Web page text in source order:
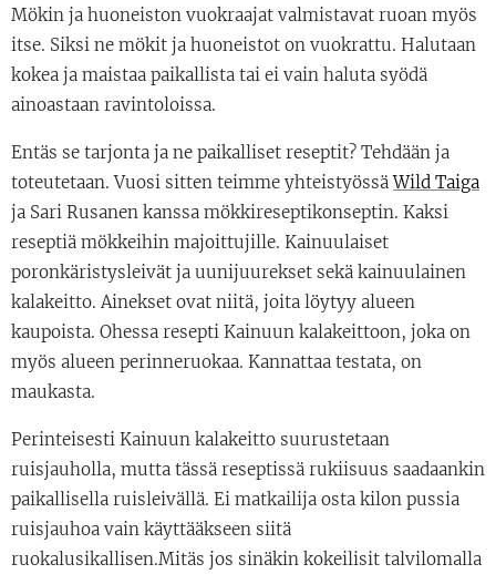
Mökin ja huoneiston vuokraajat valmistavat ruoan myös
itse. Siksi ne mökit ja huoneistot on vuokrattu. Halutaan
kokea ja maistaa paikallista tai ei vain haluta syödä
ainoastaan ravintoloissa.
Entäs se tarjonta ja ne paikalliset reseptit? Tehdään ja
toteutetaan. Vuosi sitten teimme yhteistyössäWild Taiga
ja Sari Rusanen kanssa mökkireseptikonseptin. Kaksi
reseptiä mökkeihin majoittujille. Kainuulaiset
poronkäristysleivät ja uunijuurekset sekä kainuulainen
kalakeitto. Ainekset ovat niitä, joita löytyy alueen
kaupoista. Ohessa resepti Kainuun kalakeittoon, joka on
myös alueen perinneruokaa. Kannattaa testata, on
maukasta.
Perinteisesti Kainuun kalakeitto suurustetaan
ruisjauholla, mutta tässä reseptissä rukiisuus saadaankin
paikallisella ruisleivällä. Ei matkailija osta kilon pussia
ruisjauhoa vain käyttääkseen siitä
ruokalusikallisen.Mitäs jos sinäkin kokeilisit talvilomalla